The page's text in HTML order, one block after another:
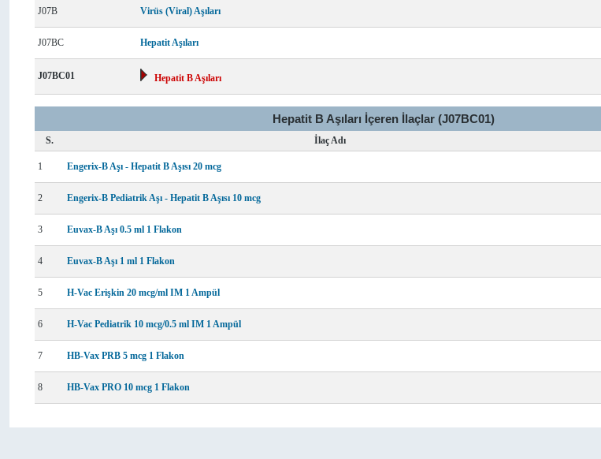
J07B Virüs (Viral) Aşıları
J07BC Hepatit Aşıları
J07BC01 Hepatit B Aşıları
Hepatit B Aşıları İçeren İlaçlar (J07BC01)
S. İlaç Adı
1 Engerix-B Aşı - Hepatit B Aşısı 20 mcg
2 Engerix-B Pediatrik Aşı - Hepatit B Aşısı 10 mcg
3 Euvax-B Aşı 0.5 ml 1 Flakon
4 Euvax-B Aşı 1 ml 1 Flakon
5 H-Vac Erişkin 20 mcg/ml IM 1 Ampül
6 H-Vac Pediatrik 10 mcg/0.5 ml IM 1 Ampül
7 HB-Vax PRB 5 mcg 1 Flakon
8 HB-Vax PRO 10 mcg 1 Flakon